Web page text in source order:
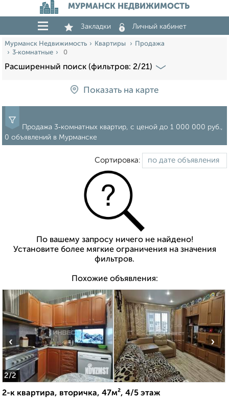
МУРМАНСК НЕДВИЖИМОСТЬ
Закладки Личный кабинет
Мурманск Недвижимость Квартиры
Продажа
3‑комнатные
0
Расширенный поиск (фильтров: 2/21)
Показать на карте
Продажа 3‑комнатных квартир, c ценой до 1 000 000 руб.,
0 объявлений в Мурманске
Сортировка:
По вашему запросу ничего не найдено!
Установите более мягкие ограничения на значения
фильтров.
Похожие объявления:
2/2
‹ ›
2-к квартира, вторичка, 47м², 4/5 этаж